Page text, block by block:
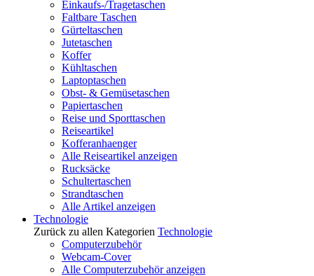
Einkaufs-/Tragetaschen
Faltbare Taschen
Gürteltaschen
Jutetaschen
Koffer
Kühltaschen
Laptoptaschen
Obst- & Gemüsetaschen
Papiertaschen
Reise und Sporttaschen
Reiseartikel
Kofferanhaenger
Alle Reiseartikel anzeigen
Rucksäcke
Schultertaschen
Strandtaschen
Alle Artikel anzeigen
Technologie
Zurück zu allen Kategorien Technologie
Computerzubehör
Webcam-Cover
Alle Computerzubehör anzeigen